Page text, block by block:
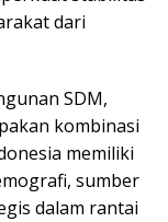
dari
SDM,
kombinasi
memiliki
sumber
dalam rantai